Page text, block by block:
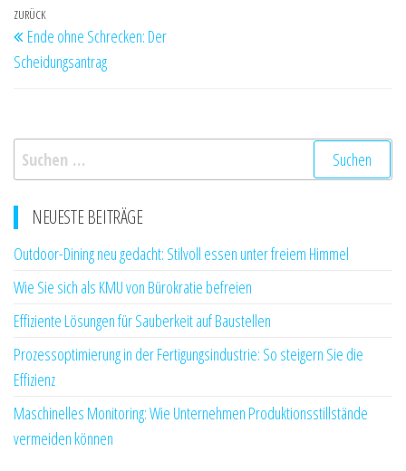
Beitragsnavigation
Vorheriger
Beitrag
ZURÜCK
Ende ohne Schrecken: Der
Scheidungsantrag
Suchen
nach:
NEUESTE BEITRÄGE
Outdoor-Dining neu gedacht: Stilvoll essen unter freiem Himmel
Wie Sie sich als KMU von Bürokratie befreien
Effiziente Lösungen für Sauberkeit auf Baustellen
Prozessoptimierung in der Fertigungsindustrie: So steigern Sie die
Effizienz
Maschinelles Monitoring: Wie Unternehmen Produktionsstillstände
vermeiden können